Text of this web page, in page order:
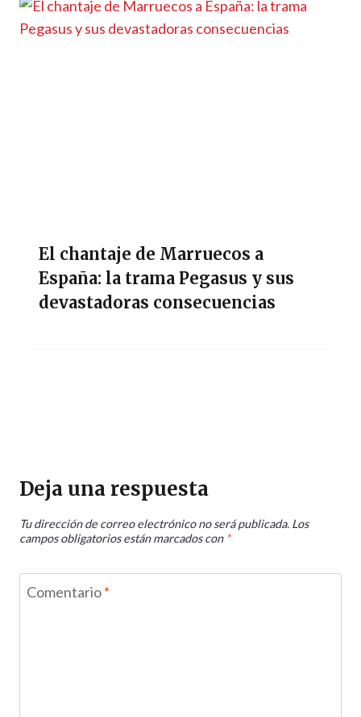
El chantaje de Marruecos a
España: la trama Pegasus y sus
devastadoras consecuencias
Deja una respuesta
Tu dirección de correo electrónico no será publicada. Los
campos obligatorios están marcados con *
Comentario*